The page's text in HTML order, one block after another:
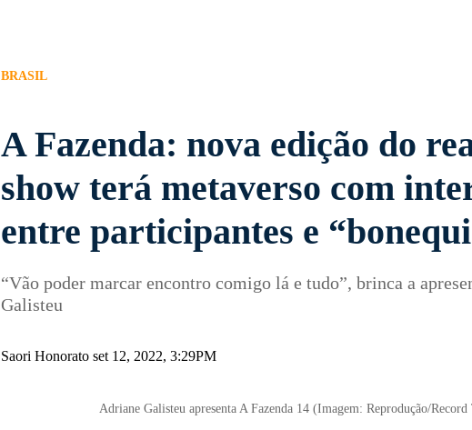
BRASIL
A Fazenda: nova edição do
show terá metaverso com
entre participantes e
“Vão poder marcar encontro comigo lá e tudo”, brinca a
Galisteu
Saori Honorato set 12, 2022, 3:29PM
Adriane Galisteu apresenta A Fazenda 14 (Imagem: Reprodução/